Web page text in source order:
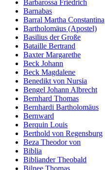
Barbarossa Friedrich
Barnabas
Barral Martha Constantina
Bartholomäus (Apostel)
Basilius der Große
Bataille Bertrand
Baxter Margarethe
Beck Johann
Beck Magdalene
Benedikt von Nursia
Bengel Johann Albrecht
Bernhard Thomas
Bernhardi Bartholomäus
Bernward
Berquin Louis
Berthold von Regensburg
Beza Theodor von
Biblia
Bibliander Theobald